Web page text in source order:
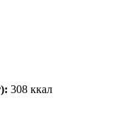
308 ккал